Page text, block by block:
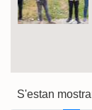
S'estan